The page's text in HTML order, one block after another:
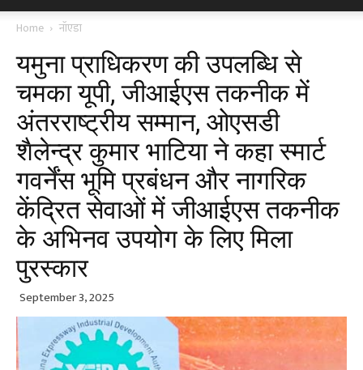
Home नॉएडा
यमुना प्राधिकरण की उपलब्धि से
चमका यूपी, जीआईएस तकनीक में
अंतरराष्ट्रीय सम्मान, ओएसडी
शैलेन्द्र कुमार भाटिया ने कहा स्मार्ट
गवर्नेंस भूमि प्रबंधन और नागरिक
केंद्रित सेवाओं में जीआईएस तकनीक
के अभिनव उपयोग के लिए मिला
पुरस्कार
September 3, 2025